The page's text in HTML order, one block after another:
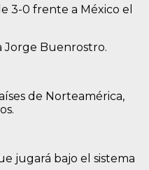
3-0 frente a México el
Jorge Buenrostro.
de Norteamérica,
jugará bajo el sistema